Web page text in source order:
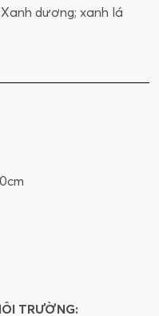
Xanh dương; xanh lá
TRƯỜNG: